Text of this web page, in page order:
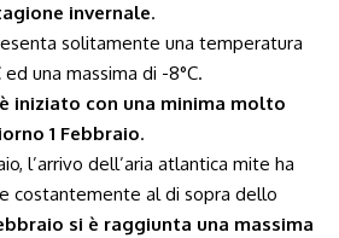
invernale.
solitamente una temperatura
una massima di -8°C.
iniziato con una minima molto
1 Febbraio.
l’arrivo dell’aria atlantica mite ha
costantemente al di sopra dello
si è raggiunta una massima